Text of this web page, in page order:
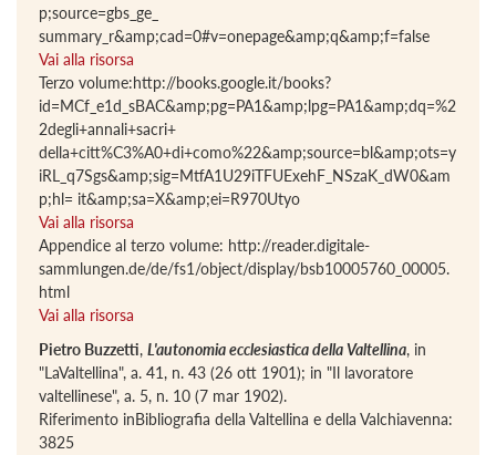
p;source=gbs_ge_
summary_r&amp;cad=0#v=onepage&amp;q&amp;f=false
Vai alla risorsa
Terzo volume:http://books.google.it/books?
id=MCf_e1d_sBAC&amp;pg=PA1&amp;lpg=PA1&amp;dq=%2
2degli+annali+sacri+
della+citt%C3%A0+di+como%22&amp;source=bl&amp;ots=y
iRL_q7Sgs&amp;sig=MtfA1U29iTFUExehF_NSzaK_dW0&am
p;hl= it&amp;sa=X&amp;ei=R970Utyo
Vai alla risorsa
Appendice al terzo volume: http://reader.digitale-
sammlungen.de/de/fs1/object/display/bsb10005760_00005.
html
Vai alla risorsa
Pietro Buzzetti, L'autonomia ecclesiastica della Valtellina, in
"LaValtellina", a. 41, n. 43 (26 ott 1901); in "Il lavoratore
valtellinese", a. 5, n. 10 (7 mar 1902).
Riferimento inBibliografia della Valtellina e della Valchiavenna:
3825